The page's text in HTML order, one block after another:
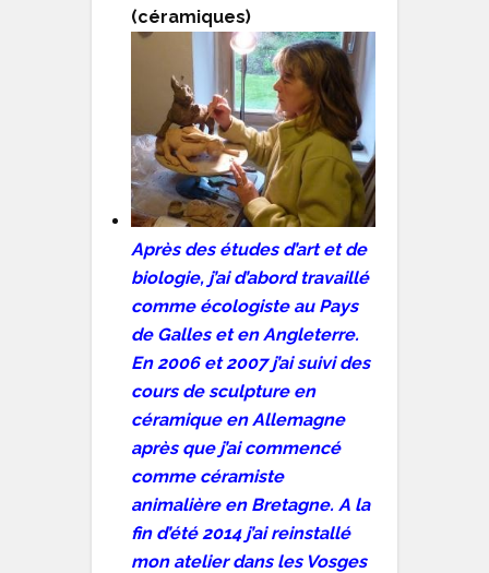
(céramiques)
Après des études d’art et de
biologie, j’ai d’abord travaillé
comme écologiste au Pays
de Galles et en Angleterre.
En 2006 et 2007 j’ai suivi des
cours de sculpture en
céramique en Allemagne
après que j’ai commencé
comme céramiste
animalière en Bretagne. A la
fin d’été 2014 j’ai reinstallé
mon atelier dans les Vosges